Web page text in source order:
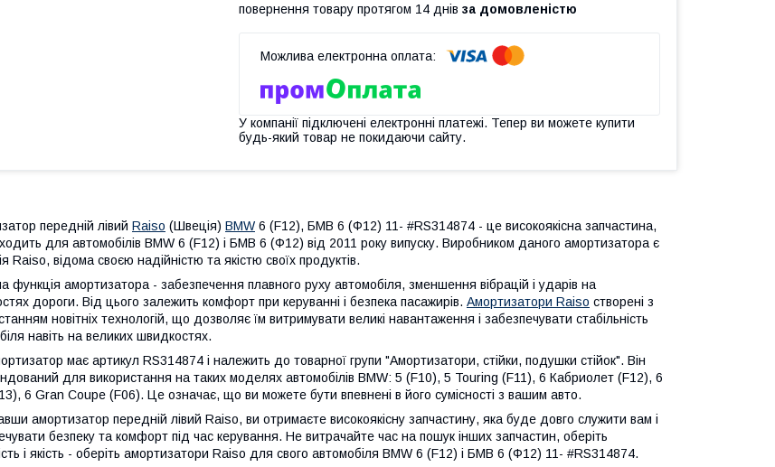
повернення товару протягом 14 днів за домовленістю
У компанії підключені електронні платежі. Тепер ви можете купити
будь-який товар не покидаючи сайту.
передній лівий Raiso (Швеція) BMW 6 (F12), БМВ 6 (Ф12) 11- #RS314874 - це високоякісна запчастина,
для автомобілів BMW 6 (F12) і БМВ 6 (Ф12) від 2011 року випуску. Виробником даного амортизатора є
Raiso, відома своєю надійністю та якістю своїх продуктів.
функція амортизатора - забезпечення плавного руху автомобіля, зменшення вібрацій і ударів на
дороги. Від цього залежить комфорт при керуванні і безпека пасажирів. Амортизатори Raiso створені з
новітніх технологій, що дозволяє їм витримувати великі навантаження і забезпечувати стабільність
навіть на великих швидкостях.
має артикул RS314874 і належить до товарної групи "Амортизатори, стійки, подушки стійок". Він
для використання на таких моделях автомобілів BMW: 5 (F10), 5 Touring (F11), 6 Кабриолет (F12), 6
6 Gran Coupe (F06). Це означає, що ви можете бути впевнені в його сумісності з вашим авто.
амортизатор передній лівий Raiso, ви отримаєте високоякісну запчастину, яка буде довго служити вам і
безпеку та комфорт під час керування. Не витрачайте час на пошук інших запчастин, оберіть
і якість - оберіть амортизатори Raiso для свого автомобіля BMW 6 (F12) і БМВ 6 (Ф12) 11- #RS314874.